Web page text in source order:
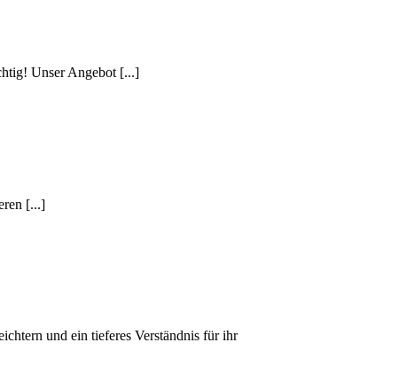
Unser Angebot [...]
[...]
und ein tieferes Verständnis für ihr